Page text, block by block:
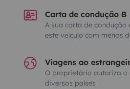
Carta de condução B
A sua carta de
este veículo com menos
Viagens ao
O proprietário autoriza o
diversos países